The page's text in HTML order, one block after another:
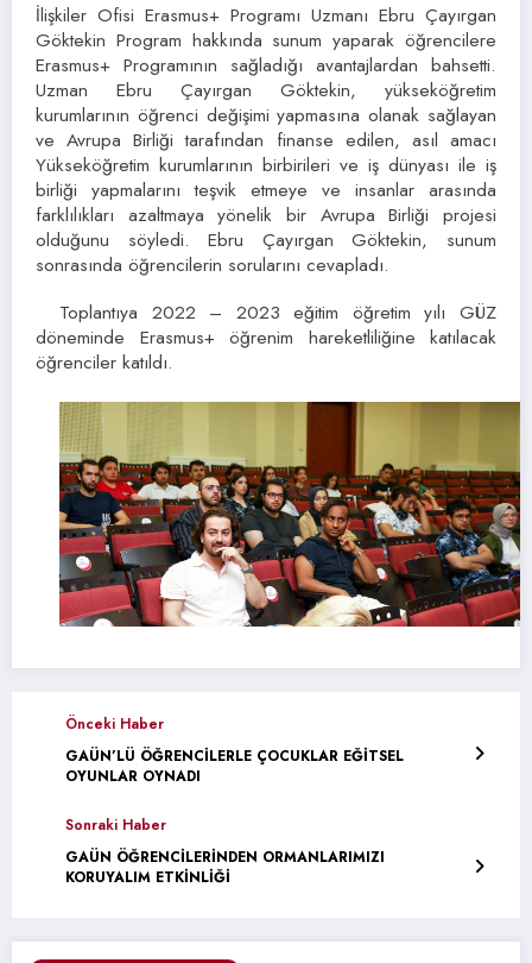
İlişkiler Ofisi Erasmus+ Programı Uzmanı Ebru Çayırgan
Göktekin Program hakkında sunum yaparak öğrencilere
Erasmus+ Programının sağladığı avantajlardan bahsetti.
Uzman Ebru Çayırgan Göktekin, yükseköğretim
kurumlarının öğrenci değişimi yapmasına olanak sağlayan
ve Avrupa Birliği tarafından finanse edilen, asıl amacı
Yükseköğretim kurumlarının birbirileri ve iş dünyası ile iş
birliği yapmalarını teşvik etmeye ve insanlar arasında
farklılıkları azaltmaya yönelik bir Avrupa Birliği projesi
olduğunu söyledi. Ebru Çayırgan Göktekin, sunum
sonrasında öğrencilerin sorularını cevapladı.
Toplantıya 2022 – 2023 eğitim öğretim yılı GÜZ
döneminde Erasmus+ öğrenim hareketliliğine katılacak
öğrenciler katıldı.
Önceki Haber
GAÜN’LÜ ÖĞRENCİLERLE ÇOCUKLAR EĞİTSEL
OYUNLAR OYNADI
Sonraki Haber
GAÜN ÖĞRENCİLERİNDEN ORMANLARIMIZI
KORUYALIM ETKİNLİĞİ